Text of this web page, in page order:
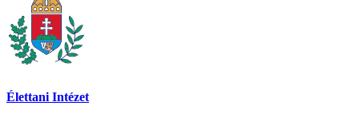
Élettani Intézet